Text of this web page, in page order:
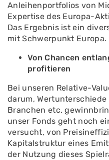
Anleihenportfolios von
Expertise des Europa-
Das Ergebnis ist ein
mit Schwerpunkt Europa.
Von Chancen
profitieren
Bei unseren Relative-
darum,
Branchen etc.
unser Fonds geht noch
versucht, von
Kapitalstruktur eines
der Nutzung dieses